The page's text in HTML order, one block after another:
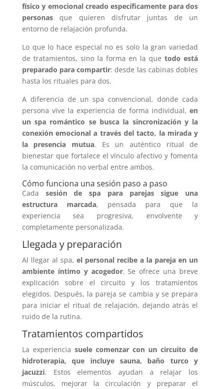
físico y emocional creado específicamente para dos
personasque quieren disfrutar juntas de un
entorno de relajación profunda.
Lo que lo hace especial no es solo la gran variedad
de tratamientos, sino la forma en la quetodo está
preparado para compartir: desde las cabinas dobles
hasta los rituales para dos.
A diferencia de un spa convencional, donde cada
persona vive la experiencia de forma individual,en
un spa romántico se busca la sincronización y la
conexión emocional a través del tacto, la mirada y
la presencia mutua. Es un auténtico ritual de
bienestar que fortalece el vínculo afectivo y fomenta
la comunicación no verbal entre ambos.
Cómo funciona una sesión paso a paso
Cada sesión de spa para parejas sigue una
estructura marcada, pensada para que la
experiencia sea progresiva, envolvente y
completamente personalizada.
Llegada y preparación
Al llegar al spa, el personal recibe a la pareja en un
ambiente íntimo y acogedor. Se ofrece una breve
explicación sobre el circuito y los tratamientos
elegidos. Después, la pareja se cambia y se prepara
para iniciar el ritual de relajación, dejando atrás el
ruido de la rutina.
Tratamientos compartidos
La experiencia suele comenzar con un circuito de
hidroterapia, que incluye sauna, baño turco y
jacuzzi. Estos elementos ayudan a relajar los
músculos, mejorar la circulación y preparar el